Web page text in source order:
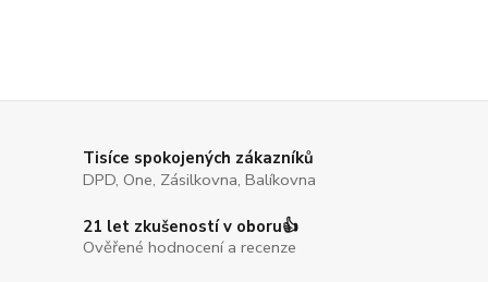
Tisíce spokojených zákazníků
DPD, One, Zásilkovna, Balíkovna
21 let zkušeností v oboru👍
Ověřené hodnocení a recenze